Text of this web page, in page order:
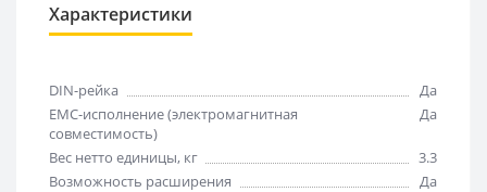
Характеристики
DIN-рейка
Да
EMC-исполнение (электромагнитная
совместимость)
Да
Вес нетто единицы, кг
3.3
Возможность расширения
Да